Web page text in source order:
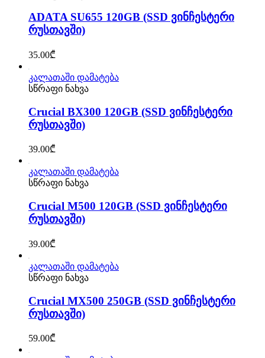
ADATA SU655 120GB (SSD ვინჩესტერი
რუსთავში)
35.00₾
კალათაში დამატება
სწრაფი ნახვა
Crucial BX300 120GB (SSD ვინჩესტერი
რუსთავში)
39.00₾
კალათაში დამატება
სწრაფი ნახვა
Crucial M500 120GB (SSD ვინჩესტერი
რუსთავში)
39.00₾
კალათაში დამატება
სწრაფი ნახვა
Crucial MX500 250GB (SSD ვინჩესტერი
რუსთავში)
59.00₾